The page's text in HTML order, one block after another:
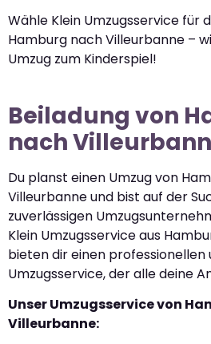
Wähle Klein Umzugsservice für
Hamburg nach Villeurbanne –
Umzug zum Kinderspiel!
Beiladung von
nach
Du planst einen Umzug von
Villeurbanne und bist auf der
zuverlässigen
Klein Umzugsservice aus
bieten dir einen professionellen
Umzugsservice, der alle deine
Unser Umzugsservice von
Villeurbanne: